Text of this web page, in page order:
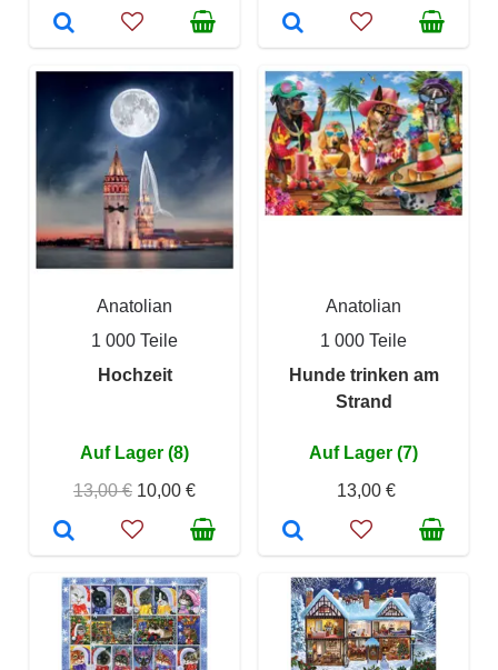
Anatolian
1 000 Teile
Hochzeit
Auf Lager (8)
13,00 € 10,00 €
Anatolian
1 000 Teile
Hunde trinken am
Strand
Auf Lager (7)
13,00 €